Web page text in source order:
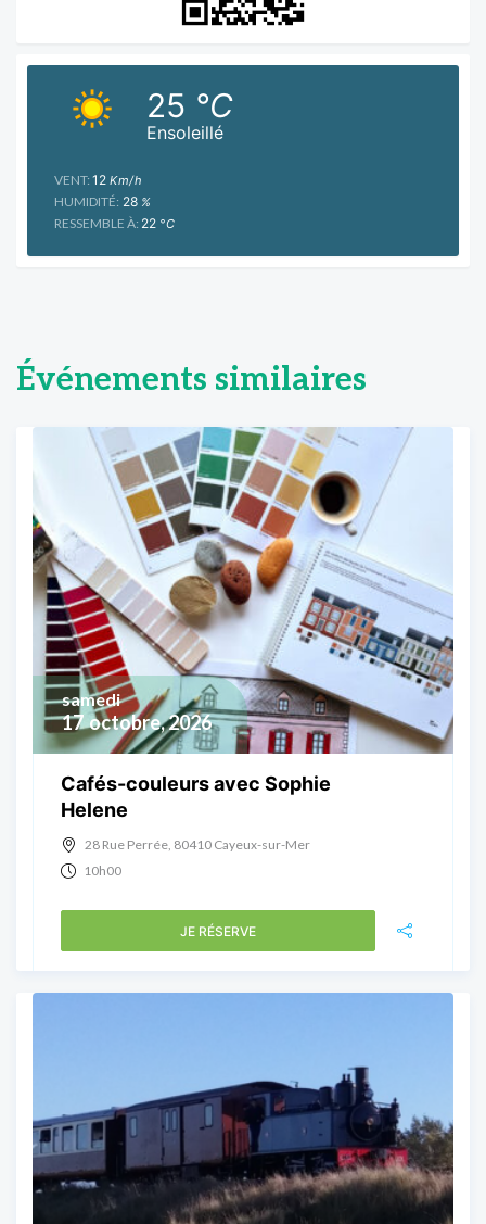
Ensoleillé
25 °C
VENT: 12 Km/h
HUMIDITÉ: 28 %
RESSEMBLE À: 22 °C
Événements similaires
17 octobre, 2026
samedi
Cafés-couleurs avec Sophie
Helene
28 Rue Perrée, 80410 Cayeux-sur-Mer
10h00
JE RÉSERVE